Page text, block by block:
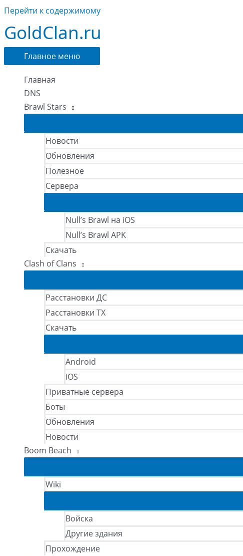
Перейти к содержимому
GoldClan.ru
Главное меню
Главная
DNS
Brawl Stars
Новости
Обновления
Полезное
Сервера
Null’s Brawl на iOS
Null’s Brawl APK
Скачать
Clash of Clans
Расстановки ДС
Расстановки ТХ
Скачать
Android
iOS
Приватные сервера
Боты
Обновления
Новости
Boom Beach
Wiki
Войска
Другие здания
Прохождение